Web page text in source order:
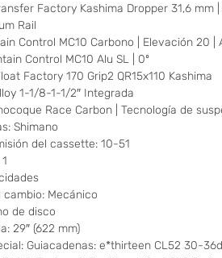
Factory Kashima Dropper 31,6
Rail
Control MC10 Carbono | Elevación 20
Control MC10 Alu SL | 0º
Factory 170 Grip2 QR15x110 Kashima
1-1/8-1-1/2″ Integrada
Race Carbon | Tecnología de
Shimano
del cassette: 10-51
Mecánico
de disco
29″ (622 mm)
Guiacadenas: e*thirteen CL52 30-